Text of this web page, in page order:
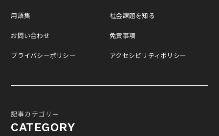
用語集
お問い合わせ
プライバシーポリシー
社会課題を知る
免責事項
アクセシビリティポリシー
記事カテゴリー
CATEGORY